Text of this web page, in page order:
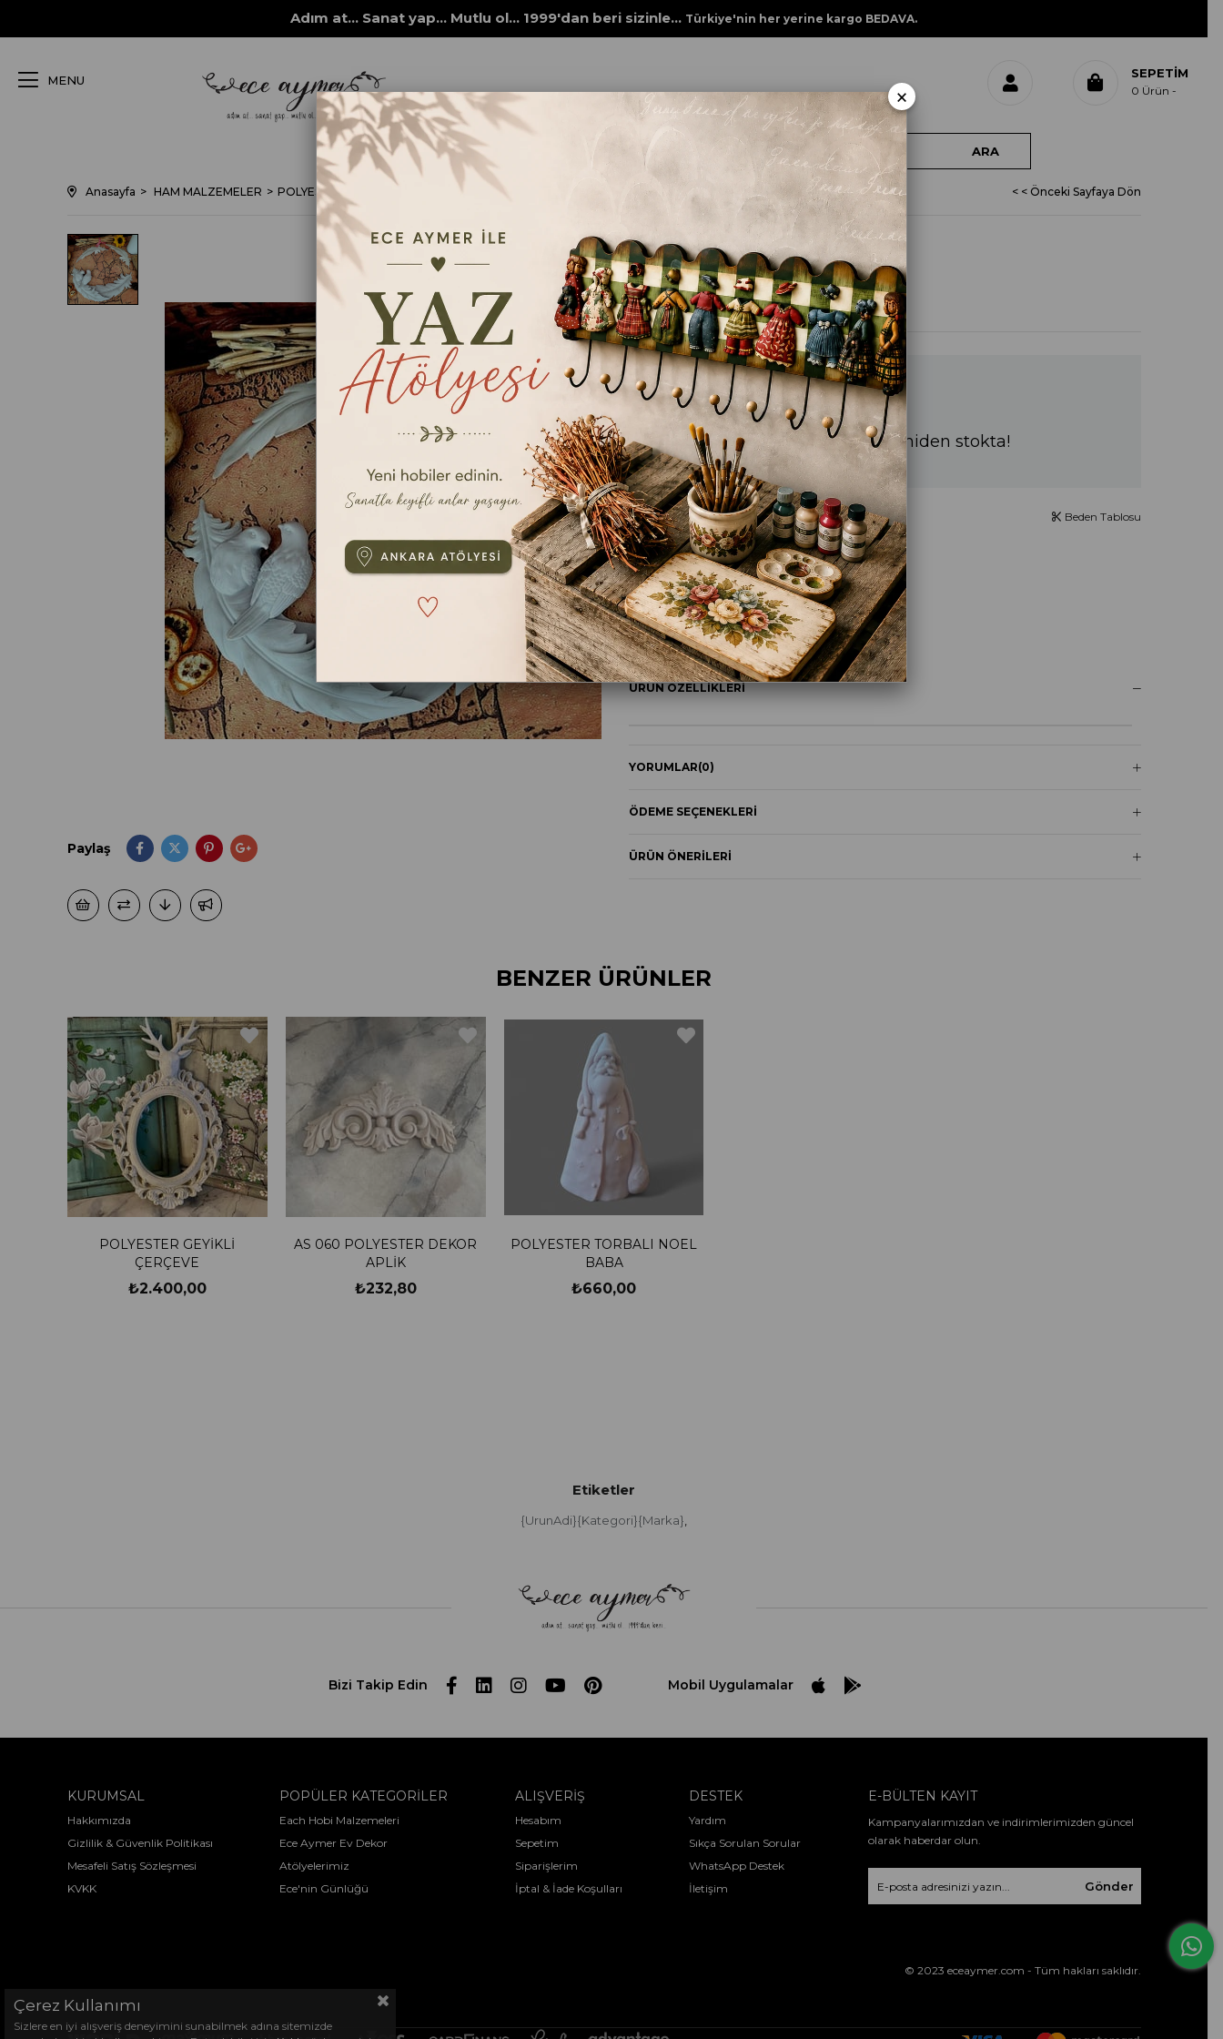
Adım at... Sanat yap... Mutlu ol... 1999'dan beri sizinle... Türkiye'nin her yerine kargo BEDAVA.
MENU SEPETIM
0 Ürün
Anasayfa HAM MALZEMELER POLYESTER DÖKÜM OBJELER POLYESTER AHŞAP DEKORLARI DS 091 KUŞLU TÜY TAKIM < < Önceki Sayfaya Dön
Paylaş
DS 091 KUŞLU TÜY TAKIM
₺790,00
En kısa sürede yeniden stokta!
ebat
42CMX21CM
Beden Tablosu
TAVSIYE ET YORUM YAZ
ÜRÜN ÖZELLIKLERI
YORUMLAR(0)
ÖDEME SEÇENEKLERI
ÜRÜN ÖNERILERI
BENZER ÜRÜNLER
POLYESTER GEYİKLİ
ÇERÇEVE
₺2.400,00
AS 060 POLYESTER DEKOR
APLİK
₺232,80
POLYESTER TORBALI NOEL
BABA
₺660,00
Etiketler
{UrunAdi}{Kategori}{Marka},
Bizi Takip Edin Mobil Uygulamalar
KURUMSAL
Hakkımızda
Gizlilik & Güvenlik Politikası
Mesafeli Satış Sözleşmesi
KVKK
POPÜLER KATEGORİLER
Each Hobi Malzemeleri
Ece Aymer Ev Dekor
Atölyelerimiz
Ece'nin Günlüğü
ALIŞVERİŞ
Hesabım
Sepetim
Siparişlerim
İptal & İade Koşulları
DESTEK
Yardım
Sıkça Sorulan Sorular
WhatsApp Destek
İletişim
E-BÜLTEN KAYIT
Kampanyalarımızdan ve indirimlerimizden güncel
olarak haberdar olun.
Gönder
© 2023 eceaymer.com - Tüm hakları saklıdır.
Çerez Kullanımı
Sizlere en iyi alışveriş deneyimini sunabilmek adına sitemizde
×